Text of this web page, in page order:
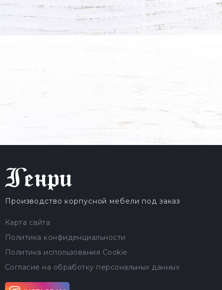
Производство корпусной мебели под заказ
Карта сайта
Политика конфиденциальности
Политика использования Cookie
Согласие на обработку персональных данных